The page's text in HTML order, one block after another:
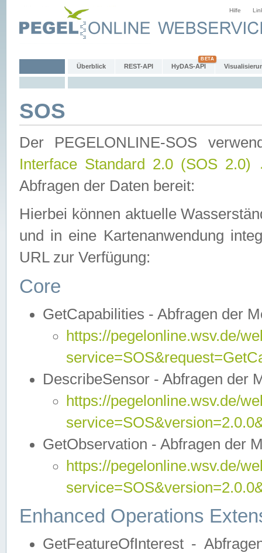
Hilfe
Überblick REST-API HyDAS-API
SOS
Der PEGELONLINE-SOS
Interface Standard 2.0 (SOS 2.0)
Abfragen der Daten bereit:
Hierbei können aktuelle
und in eine Kartenanwendung
URL zur Verfügung:
Core
GetCapabilities - Abfragen der
https://pegelonline.wsv.de/
DescribeSensor - Abfragen der
https://pegelonline.wsv.de/
GetObservation - Abfragen der
https://pegelonline.wsv.de/
Enhanced Operations
GetFeatureOfInterest -